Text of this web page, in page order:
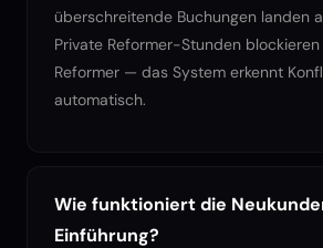
überschreitende Buchungen landen
Private Reformer-Stunden blockieren
Reformer — das System erkennt
automatisch.
Wie funktioniert die
Einführung?